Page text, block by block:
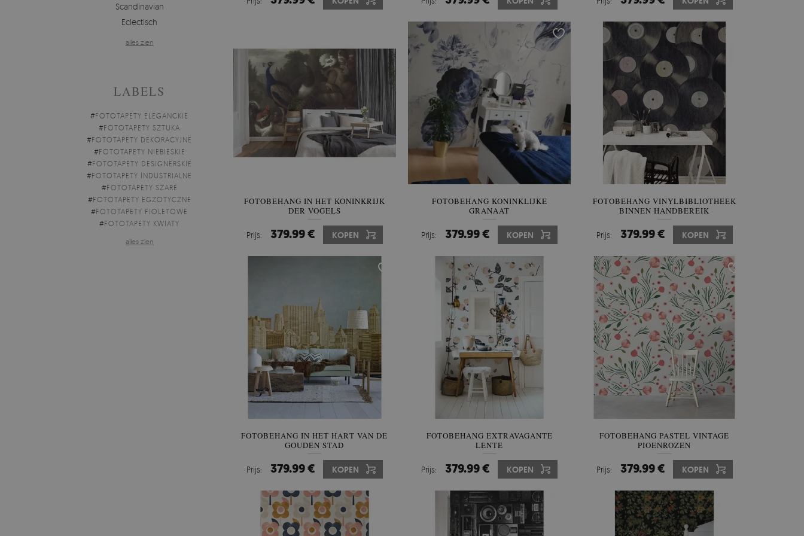
Scandinavian
Eclectisch
alles zien
LABELS
#FOTOTAPETY ELEGANCKIE
#FOTOTAPETY SZTUKA
#FOTOTAPETY DEKORACYJNE
#FOTOTAPETY NIEBIESKIE
#FOTOTAPETY DESIGNERSKIE
#FOTOTAPETY INDUSTRIALNE
#FOTOTAPETY SZARE
#FOTOTAPETY EGZOTYCZNE
#FOTOTAPETY FIOLETOWE
#FOTOTAPETY KWIATY
alles zien
FOTOBEHANG IN HET KONINKRIJK
DER VOGELS
Prijs: 379.99 € KOPEN
FOTOBEHANG KONINKLIJKE
GRANAAT
Prijs: 379.99 € KOPEN
FOTOBEHANG VINYLBIBLIOTHEEK
BINNEN HANDBEREIK
Prijs: 379.99 € KOPEN
FOTOBEHANG IN HET HART VAN DE
GOUDEN STAD
Prijs: 379.99 € KOPEN
FOTOBEHANG EXTRAVAGANTE
LENTE
Prijs: 379.99 € KOPEN
FOTOBEHANG PASTEL VINTAGE
PIOENROZEN
Prijs: 379.99 € KOPEN